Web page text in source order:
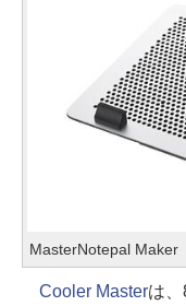
MasterNotepal Maker
Cooler Masterは、